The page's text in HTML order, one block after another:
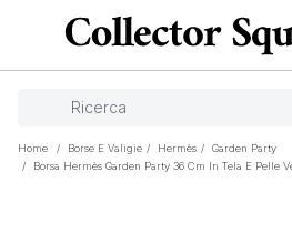
Home / Borse E Valigie / Hermès /
Garden Party
/
Borsa Hermès Garden Party 36 Cm In Tela E Pelle